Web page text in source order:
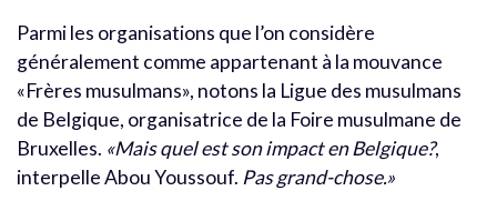
Parmi les organisations que l’on considère
généralement comme appartenant à la mouvance
«Frères musulmans», notons la Ligue des musulmans
de Belgique, organisatrice de la Foire musulmane de
Bruxelles. «Mais quel est son impact en Belgique?,
interpelle Abou Youssouf. Pas grand-chose.»